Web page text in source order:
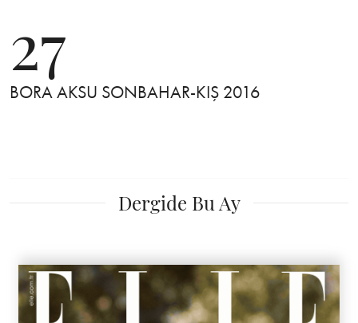
27
BORA AKSU SONBAHAR-KIŞ 2016
Dergide Bu Ay